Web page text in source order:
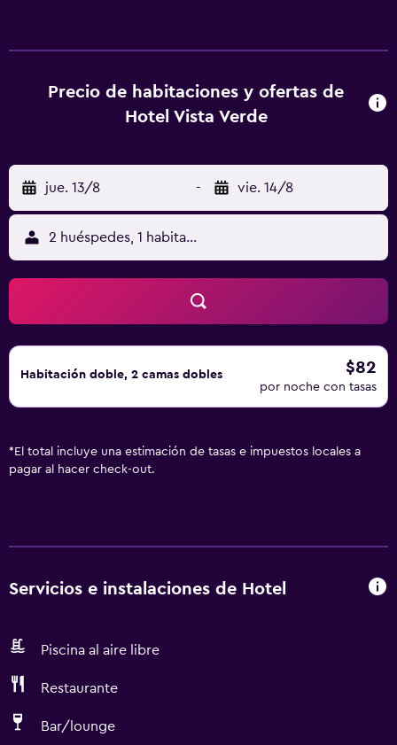
piscinas al aire libre.
Precio de habitaciones y ofertas de
Hotel Vista Verde
jue. 13/8 - vie. 14/8
2 huéspedes, 1 habitación
Habitación doble, 2 camas dobles $82
por noche con tasas
* El total incluye una estimación de tasas e impuestos locales a
pagar al hacer check-out.
Servicios e instalaciones de Hotel
Piscina al aire libre
Restaurante
Bar/lounge